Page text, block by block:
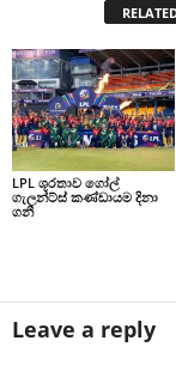
LPL ශූරතාව ගෝල්
ගැලන්ට්ස් කණ්ඩායම දිනා
ගනී
Leave a reply